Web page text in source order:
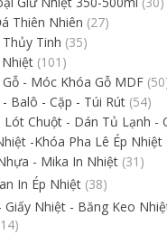
Thiên Nhiên (27)
Tinh (35)
(101)
- Móc Khóa Gỗ MDF
Balô - Cặp - Túi Rút (54)
Lót Chuột - Dán Tủ Lạnh -
-Khóa Pha Lê Ép Nhiệt
- Mika In Nhiệt (31)
In Ép Nhiệt (38)
Nhiệt - Băng Keo